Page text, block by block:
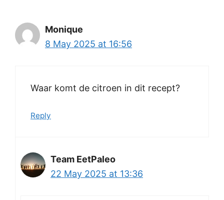
Monique
8 May 2025 at 16:56
Waar komt de citroen in dit recept?
Reply
Team EetPaleo
22 May 2025 at 13:36